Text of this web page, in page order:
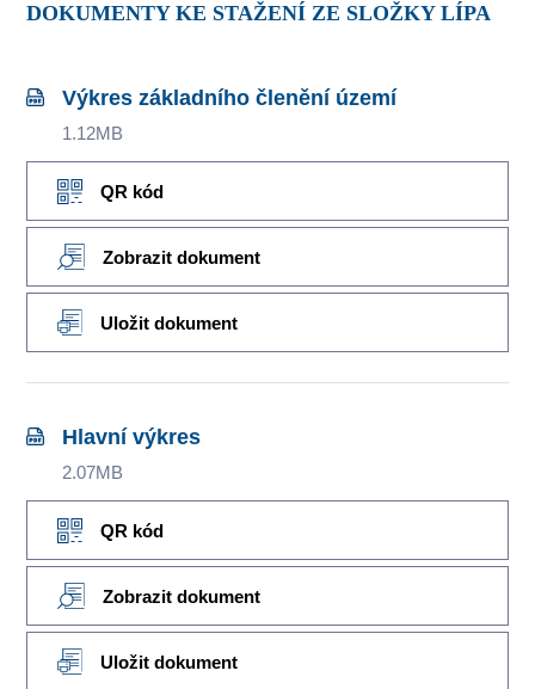
DOKUMENTY KE STAŽENÍ ZE SLOŽKY LÍPA
Výkres základního členění území
1.12MB
QR kód
Zobrazit dokument
Uložit dokument
Hlavní výkres
2.07MB
QR kód
Zobrazit dokument
Uložit dokument